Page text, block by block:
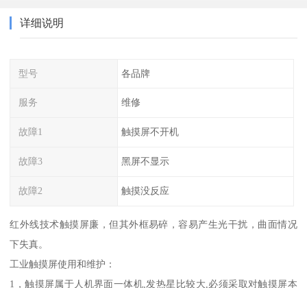
详细说明
型号 各品牌
服务 维修
故障1 触摸屏不开机
故障3 黑屏不显示
故障2 触摸没反应
红外线技术触摸屏廉，但其外框易碎，容易产生光干扰，曲面情况
下失真。
工业触摸屏使用和维护：
1，触摸屏属于人机界面一体机,发热星比较大,必须采取对触摸屏本